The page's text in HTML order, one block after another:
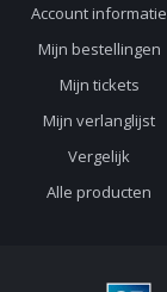
Account informatie
Mijn bestellingen
Mijn tickets
Mijn verlanglijst
Vergelijk
Alle producten